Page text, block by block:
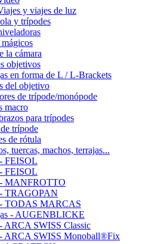
y viajes de luz
y trípodes
la cámara
objetivos
en forma de L / L-Brackets
del objetivo
de trípode/monópode
macro
para trípodes
trípode
de rótula
tuercas, machos, terrajas...
FEISOL
FEISOL
MANFROTTO
TRAGOPAN
TODAS MARCAS
- AUGENBLICKE
ARCA SWISS Classic
- ARCA SWISS Monoball®Fix